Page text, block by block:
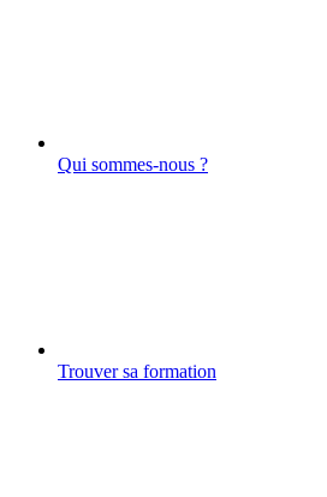
Qui sommes-nous ?
Trouver sa formation